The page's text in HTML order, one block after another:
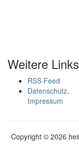
Weitere Links
RSS Feed
Datenschutz,
Impressum
Copyright © 2026